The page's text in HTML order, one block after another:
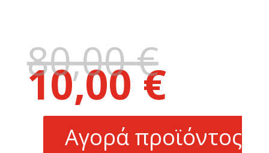
80,00€Original
price
was:
80,00 €.
10,00€τιμή
είναι:
10,00 €.
Αγορά προϊόντος